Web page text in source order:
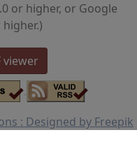
or higher, or Google
viewer
: Designed by Freepik